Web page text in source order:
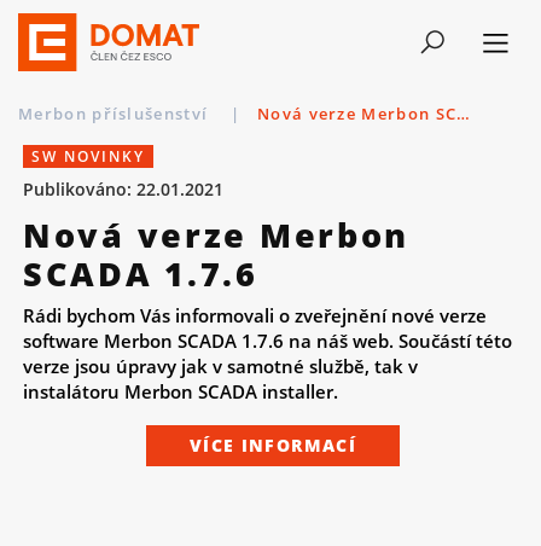
Merbon příslušenství | Nová verze Merbon SCADA 1.7.6
SW NOVINKY
Publikováno: 22.01.2021
Nová verze Merbon
SCADA 1.7.6
Rádi bychom Vás informovali o zveřejnění nové verze
software Merbon SCADA 1.7.6 na náš web. Součástí této
verze jsou úpravy jak v samotné službě, tak v
instalátoru Merbon SCADA installer.
VÍCE INFORMACÍ